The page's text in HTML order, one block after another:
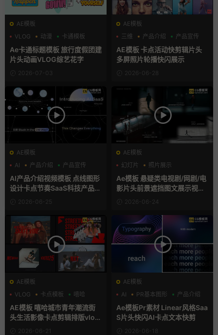
AE模板
VLOG
动漫 卡通模板
Ae卡通标题模板 旅行度假团建
片头动画VLOG综艺花字
2026-07-03
AE模板
三维
产品介绍 产品宣传
AE模板 卡点活动快剪辑片头
多屏照片轮播快闪展示
2026-06-28
AE模板
AI
产品介绍 产品宣传
AI产品介绍视频模板 点线图形
设计卡点节奏SaaS科技产品宣
传片AE模板
2026-06-25
AE模板
幻灯片
照片展示
电影风模板
Ae模板 悬疑类电视剧/网剧/电
影片头前景遮挡图文展示视频
2026-06-24
AE模板
VLOG
卡点模板 嘻哈
AE模板 嘻哈城市青年潮流街
头生活影像卡点剪辑排版vlog
2026-06-21
AE模板
AI
PR基本图形 产品介绍
Ae模板Pr素材 Linear风格Saa
S片头快闪AI卡点文本快剪
2026-06-18